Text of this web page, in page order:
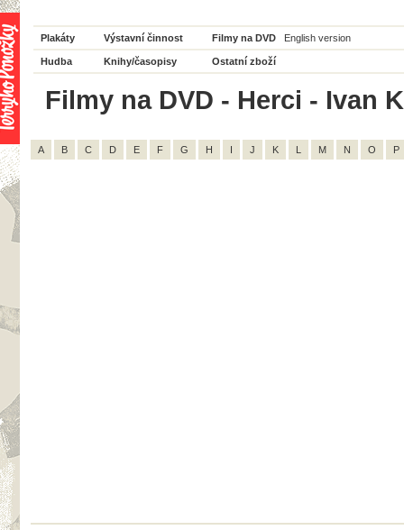
Plakáty Výstavní činnost Filmy na DVD English version
Hudba Knihy/časopisy Ostatní zboží
Filmy na DVD - Herci - Ivan
A B C D E F G H I J K L M N O P